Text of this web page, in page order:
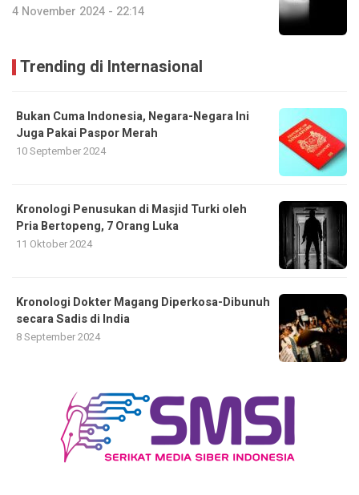
4 November 2024 - 22:14
Trending di Internasional
Bukan Cuma Indonesia, Negara-Negara Ini
Juga Pakai Paspor Merah
10 September 2024
Kronologi Penusukan di Masjid Turki oleh
Pria Bertopeng, 7 Orang Luka
11 Oktober 2024
Kronologi Dokter Magang Diperkosa-Dibunuh
secara Sadis di India
8 September 2024